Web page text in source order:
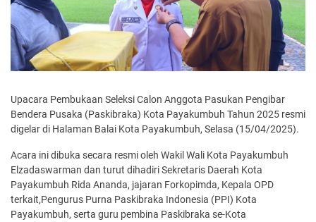
Upacara Pembukaan Seleksi Calon Anggota Pasukan Pengibar
Bendera Pusaka (Paskibraka) Kota Payakumbuh Tahun 2025 resmi
digelar di Halaman Balai Kota Payakumbuh, Selasa (15/04/2025).
Acara ini dibuka secara resmi oleh Wakil Wali Kota Payakumbuh
Elzadaswarman dan turut dihadiri Sekretaris Daerah Kota
Payakumbuh Rida Ananda, jajaran Forkopimda, Kepala OPD
terkait,Pengurus Purna Paskibraka Indonesia (PPI) Kota
Payakumbuh, serta guru pembina Paskibraka se-Kota